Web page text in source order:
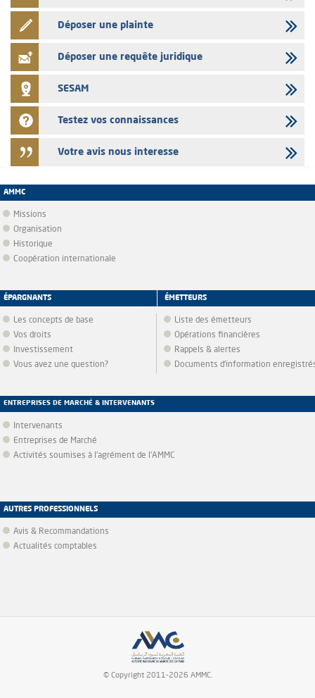
Déposer une plainte
Déposer une requête juridique
SESAM
Testez vos connaissances
Votre avis nous interesse
AMMC
Missions
Organisation
Historique
Coopération internationale
ÉPARGNANTS
Les concepts de base
Vos droits
Investissement
Vous avez une question?
ÉMETTEURS
Liste des émetteurs
Opérations financières
Rappels & alertes
Documents d’information
ENTREPRISES DE MARCHÉ & INTERVENANTS
Intervenants
Entreprises de Marché
Activités soumises à l'agrément de l'AMMC
AUTRES PROFESSIONNELS
Avis & Recommandations
Actualités comptables
© Copyright 2011-2026 AMMC.